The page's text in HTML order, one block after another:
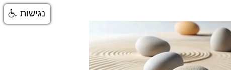
נגישות